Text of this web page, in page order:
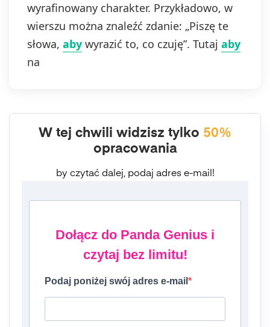
wyrafinowany charakter. Przykładowo, w
wierszu można znaleźć zdanie: „Piszę te
słowa, aby wyrazić to, co czuję”. Tutaj aby
na
W tej chwili widzisz tylko 50%
opracowania
by czytać dalej, podaj adres e-mail!
Dołącz do Panda Genius i
czytaj bez limitu!
Podaj poniżej swój adres e-mail